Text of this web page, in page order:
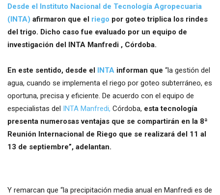
Desde el Instituto Nacional de Tecnología Agropecuaria
(INTA) afirmaron que el riego por goteo triplica los rindes
del trigo. Dicho caso fue evaluado por un equipo de
investigación del INTA Manfredi , Córdoba.
En este sentido, desde el INTA informan que “la gestión del
agua, cuando se implementa el riego por goteo subterráneo, es
oportuna, precisa y eficiente. De acuerdo con el equipo de
especialistas del INTA Manfredi, Córdoba, esta tecnología
presenta numerosas ventajas que se compartirán en la 8ª
Reunión Internacional de Riego que se realizará del 11 al
13 de septiembre”, adelantan.
Y remarcan que “la precipitación media anual en Manfredi es de